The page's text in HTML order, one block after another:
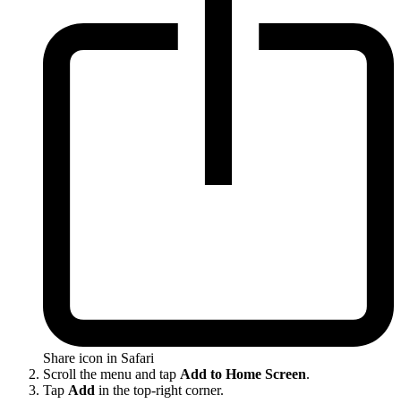
Share icon in Safari
Scroll the menu and tap Add to Home Screen.
Tap Add in the top-right corner.